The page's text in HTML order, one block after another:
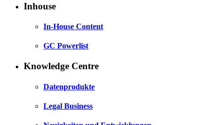
Inhouse
In-House Content
GC Powerlist
Knowledge Centre
Datenprodukte
Legal Business